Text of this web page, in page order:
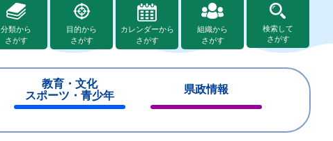
分類から
さがす
目的から
さがす
カレンダーから
さがす
組織から
さがす
検索して
さがす
教育・文化
スポーツ・青少年
じ
県政情報
じ